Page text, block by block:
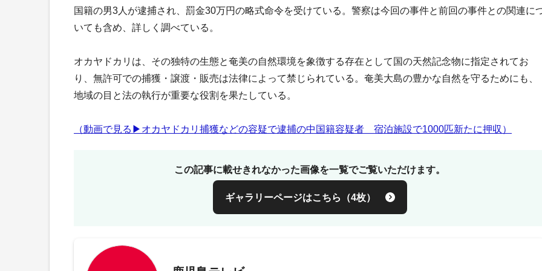
国籍の男3人が逮捕され、罰金30万円の略式命令を受けている。警察は今回の事件と前回の事件との関連に
いても含め、詳しく調べている。
オカヤドカリは、その独特の生態と奄美の自然環境を象徴する存在として国の天然記念物に指定されてお
り、無許可での捕獲・譲渡・販売は法律によって禁じられている。奄美大島の豊かな自然を守るためにも、
地域の目と法の執行が重要な役割を果たしている。
（動画で見る▶オカヤドカリ捕獲などの容疑で逮捕の中国籍容疑者 宿泊施設で1000匹新たに押収）
この記事に載せきれなかった画像を一覧でご覧いただけます。
ギャラリーページはこちら（4枚）